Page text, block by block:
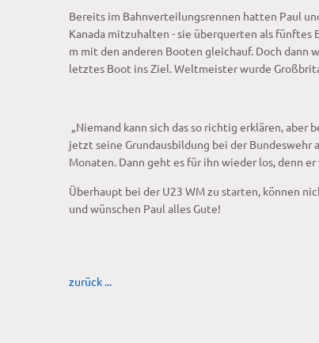
Bereits im Bahnverteilungsrennen hatten Paul
Kanada mitzuhalten - sie überquerten als
m mit den anderen Booten gleichauf. Doch dann
letztes Boot ins Ziel. Weltmeister wurde
„Niemand kann sich das so richtig erklären,
jetzt seine Grundausbildung bei der
Monaten. Dann geht es für ihn wieder los, denn
Überhaupt bei der U23 WM zu starten, können
und wünschen Paul alles Gute!
zurück ...